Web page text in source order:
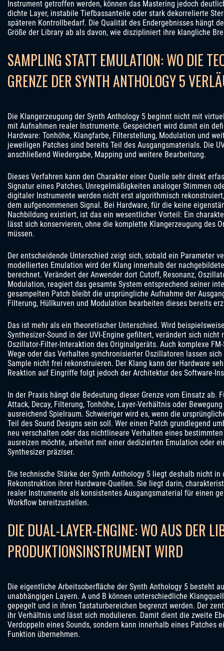
Instrument getroffen werden, können das Mastering jedoch
dichte Layer, instabile Tiefbassanteile oder stark dekorrelierte
späteren Kontrollbedarf. Die Qualität des Endergebnisses hängt
Größe der Library ab als davon, wie diszipliniert ihre klangliche
SAMPLING STATT EMULATION: WO DIE
GRENZE DER SYNTH ANTHOLOGY 5
Die Klangerzeugung der Synth Anthology 5 beginnt nicht mit
mit Aufnahmen realer Instrumente. Gespeichert wird damit ein
Hardware: Tonhöhe, Klangfarbe, Filterstellung, Modulation und
jeweiligen Patches sind bereits Teil des Ausgangsmaterials. Die
anschließend Wiedergabe, Mapping und weitere Bearbeitung.
Dieses Verfahren kann den Charakter einer Quelle sehr direkt
Signatur eines Patches, Unregelmäßigkeiten analoger Stimmen
digitaler Instrumente werden nicht erst algorithmisch
dem aufgenommenen Signal. Bei Hardware, für die keine
Nachbildung existiert, ist das ein wesentlicher Vorteil: Ein
lässt sich konservieren, ohne die komplette Klangerzeugung des
müssen.
Der entscheidende Unterschied zeigt sich, sobald ein Parameter
modellierten Emulation wird der Klang innerhalb der
berechnet. Verändert der Anwender dort Cutoff, Resonanz,
Modulation, reagiert das gesamte System entsprechend seiner
gesampelten Patch bleibt die ursprüngliche Aufnahme der
Filterung, Hüllkurven und Modulation bearbeiten dieses bereits
Das ist mehr als ein theoretischer Unterschied. Wird
Synthesizer-Sound in der UVI-Engine gefiltert, verändert sich nicht
Oszillator-Filter-Interaktion des Originalgeräts. Auch komplexe
Wege oder das Verhalten synchronisierter Oszillatoren lassen
Sample nicht frei rekonstruieren. Der Klang kann der Hardware
Reaktion auf Eingriffe folgt jedoch der Architektur des Software-
In der Praxis hängt die Bedeutung dieser Grenze vom Einsatz ab.
Attack, Decay, Filterung, Tonhöhe, Layer-Verhältnis oder
ausreichend Spielraum. Schwieriger wird es, wenn die
Teil des Sound Designs sein soll. Wer einen Patch grundlegend
neu verschalten oder das nichtlineare Verhalten eines
ausreizen möchte, arbeitet mit einer dedizierten Emulation oder
Synthesizer präziser.
Die technische Stärke der Synth Anthology 5 liegt deshalb nicht
Rekonstruktion ihrer Hardware-Quellen. Sie liegt darin,
realer Instrumente als konsistentes Ausgangsmaterial für einen
Workflow bereitzustellen.
DIE DUAL-LAYER-ENGINE: WO AUS DER
PRODUKTIONSINSTRUMENT WIRD
Die eigentliche Arbeitsoberfläche der Synth Anthology 5 besteht
unabhängigen Layern. A und B können unterschiedliche
gepegelt und in ihren Tastaturbereichen begrenzt werden. Der
ihr Verhältnis und lässt sich modulieren. Damit dient die zweite
Verdoppeln eines Sounds, sondern kann innerhalb eines Patches
Funktion übernehmen.